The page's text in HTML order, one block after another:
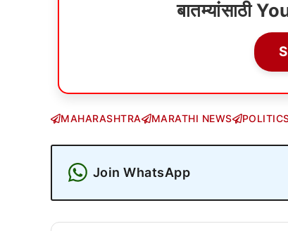
बातम्यांसाठी
MAHARASHTRA MARATHI NEWS
Join WhatsApp